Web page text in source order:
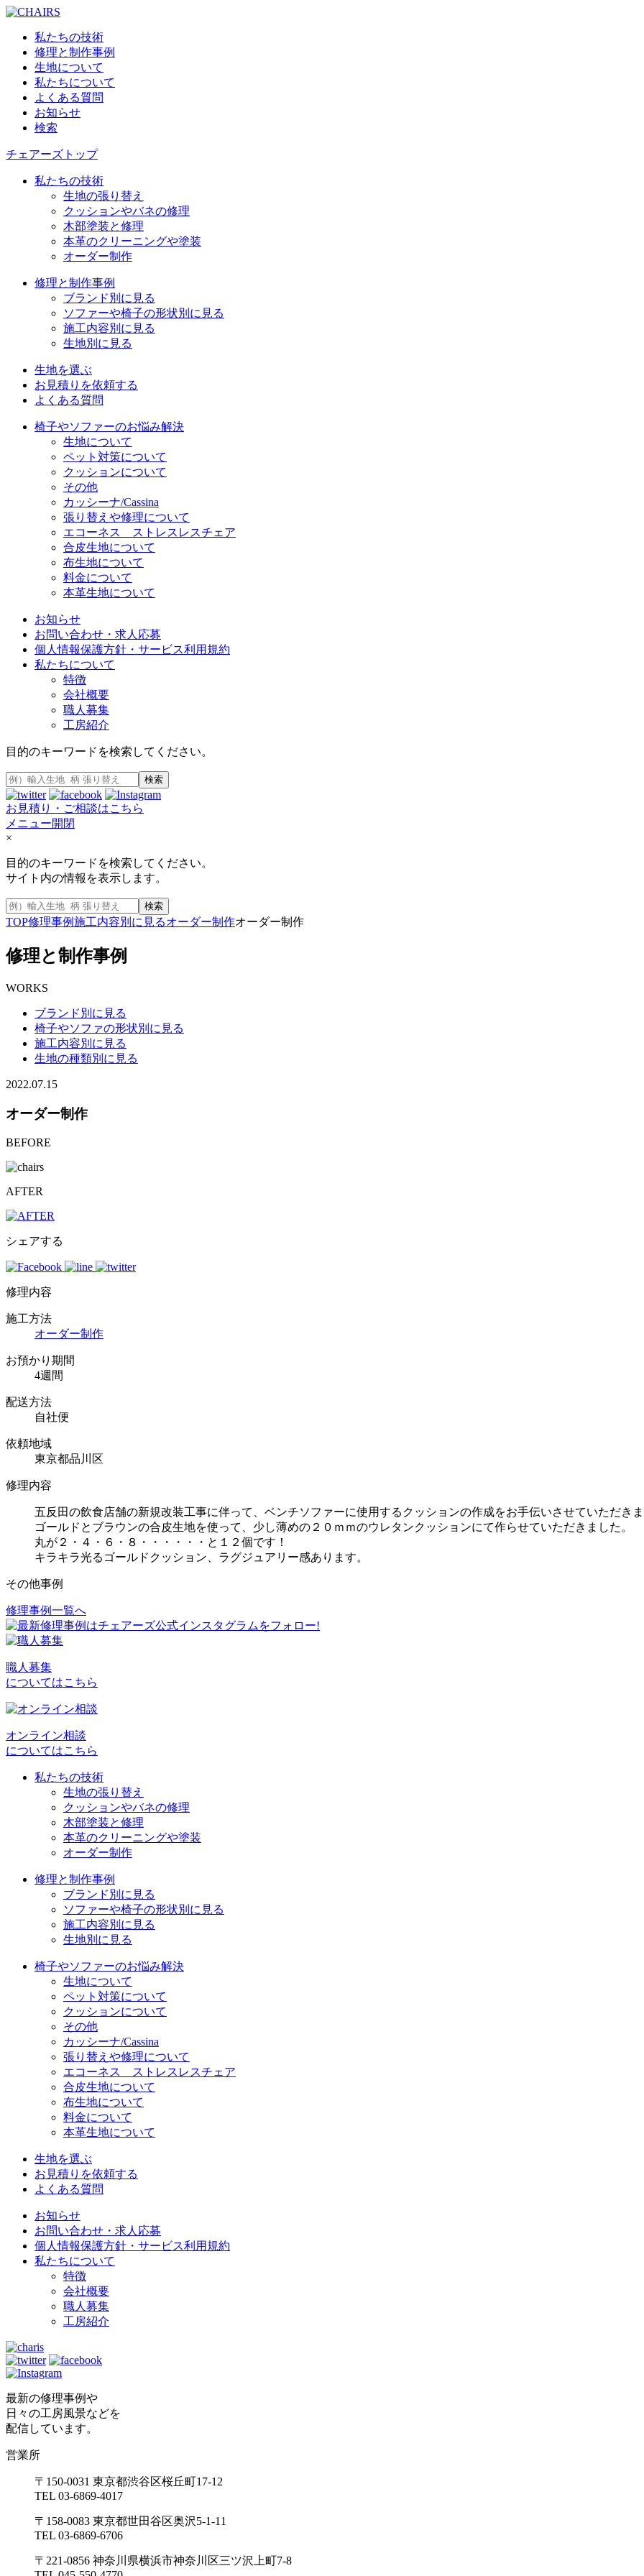
私たちの技術
修理と制作事例
生地について
私たちについて
よくある質問
お知らせ
検索
チェアーズトップ
私たちの技術
生地の張り替え
クッションやバネの修理
木部塗装と修理
本革のクリーニングや塗装
オーダー制作
修理と制作事例
ブランド別に見る
ソファーや椅子の形状別に見る
施工内容別に見る
生地別に見る
生地を選ぶ
お見積りを依頼する
よくある質問
椅子やソファーのお悩み解決
生地について
ペット対策について
クッションについて
その他
カッシーナ/Cassina
張り替えや修理について
エコーネス ストレスレスチェア
合皮生地について
布生地について
料金について
本革生地について
お知らせ
お問い合わせ・求人応募
個人情報保護方針・サービス利用規約
私たちについて
特徴
会社概要
職人募集
工房紹介
目的のキーワードを検索してください。
検索
お見積り・ご相談はこちら
メニュー開閉
×
目的のキーワードを検索してください。
サイト内の情報を表示します。
検索
TOP修理事例施工内容別に見るオーダー制作オーダー制作
修理と制作事例
WORKS
ブランド別に見る
椅子やソファの形状別に見る
施工内容別に見る
生地の種類別に見る
2022.07.15
オーダー制作
BEFORE
AFTER
シェアする
修理内容
施工方法
オーダー制作
お預かり期間
4週間
配送方法
自社便
依頼地域
東京都品川区
修理内容
五反田の飲食店舗の新規改装工事に伴って、ベンチソファーに使用するクッションの作成をお手伝いさせていただき
ゴールドとブラウンの合皮生地を使って、少し薄めの２０ｍｍのウレタンクッションにて作らせていただきました。
丸が２・４・６・８・・・・・・と１２個です！
キラキラ光るゴールドクッション、ラグジュアリー感あります。
その他事例
投
稿
ナ
ビ
ゲ
ー
シ
修理事例一覧へ
職人募集
についてはこちら
オンライン相談
についてはこちら
私たちの技術
生地の張り替え
クッションやバネの修理
木部塗装と修理
本革のクリーニングや塗装
オーダー制作
修理と制作事例
ブランド別に見る
ソファーや椅子の形状別に見る
施工内容別に見る
生地別に見る
椅子やソファーのお悩み解決
生地について
ペット対策について
クッションについて
その他
カッシーナ/Cassina
張り替えや修理について
エコーネス ストレスレスチェア
合皮生地について
布生地について
料金について
本革生地について
生地を選ぶ
お見積りを依頼する
よくある質問
お知らせ
お問い合わせ・求人応募
個人情報保護方針・サービス利用規約
私たちについて
特徴
会社概要
職人募集
工房紹介
最新の修理事例や
日々の工房風景などを
配信しています。
営業所
〒150-0031 東京都渋谷区桜丘町17-12
TEL 03-6869-4017
〒158-0083 東京都世田谷区奥沢5-1-11
TEL 03-6869-6706
〒221-0856 神奈川県横浜市神奈川区三ツ沢上町7-8